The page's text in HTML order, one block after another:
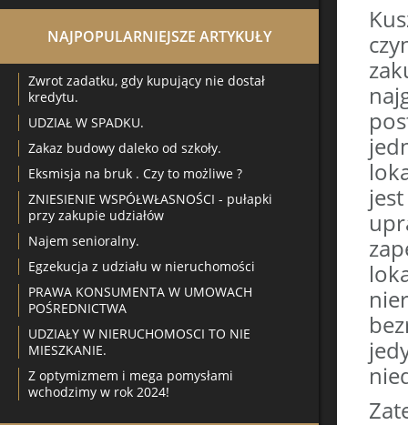
NAJPOPULARNIEJSZE ARTYKUŁY
Zwrot zadatku, gdy kupujący nie dostał
kredytu.
UDZIAŁ W SPADKU.
Zakaz budowy daleko od szkoły.
Eksmisja na bruk . Czy to możliwe ?
ZNIESIENIE WSPÓŁWŁASNOŚCI - pułapki
przy zakupie udziałów
Najem senioralny.
Egzekucja z udziału w nieruchomości
PRAWA KONSUMENTA W UMOWACH
POŚREDNICTWA
UDZIAŁY W NIERUCHOMOSCI TO NIE
MIESZKANIE.
Z optymizmem i mega pomysłami
wchodzimy w rok 2024!